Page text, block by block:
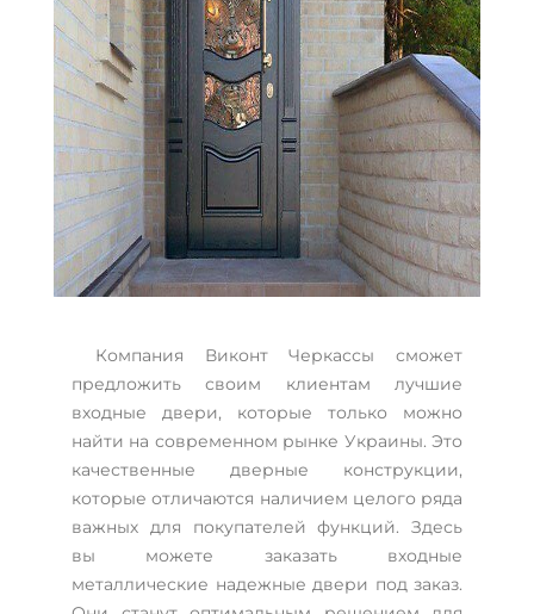
Компания Виконт Черкассы сможет
предложить своим клиентам лучшие
входные двери, которые только можно
найти на современном рынке Украины. Это
качественные дверные конструкции,
которые отличаются наличием целого ряда
важных для покупателей функций. Здесь
вы можете заказать входные
металлические надежные двери под заказ.